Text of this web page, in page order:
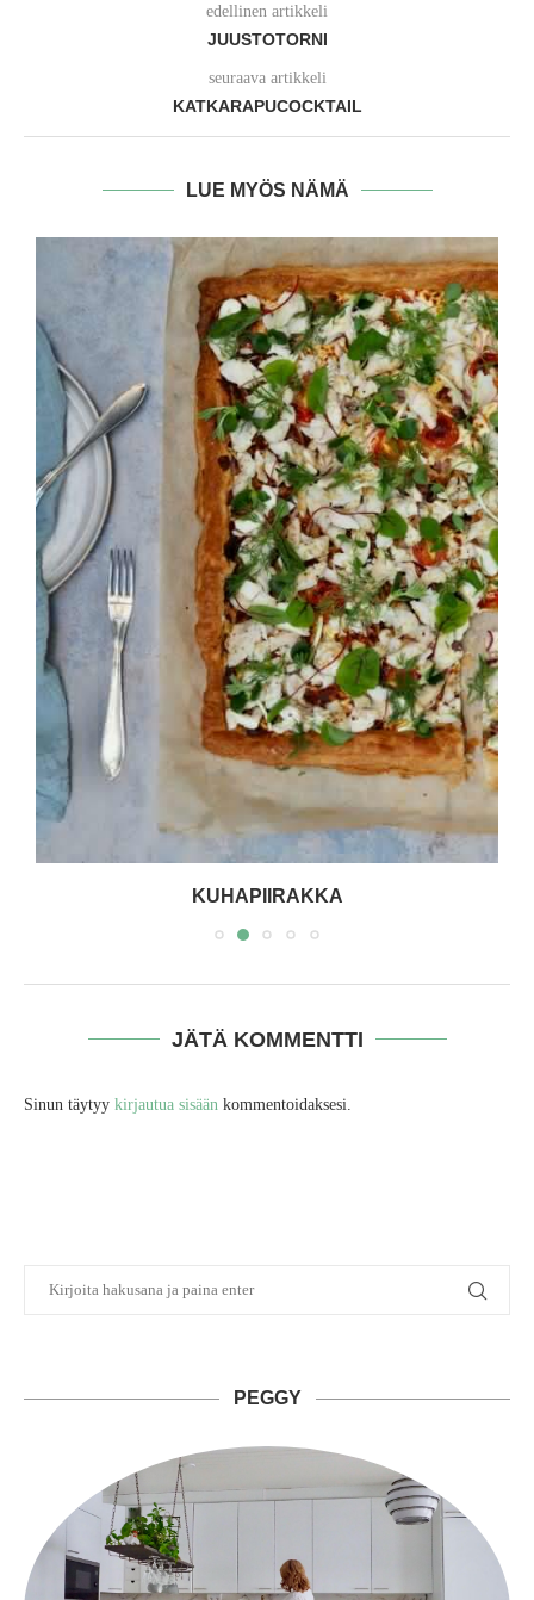
edellinen artikkeli
JUUSTOTORNI
seuraava artikkeli
KATKARAPUCOCKTAIL
LUE MYÖS NÄMÄ
KUHAPIIRAKKA
JÄTÄ KOMMENTTI
Sinun täytyy kirjautua sisään kommentoidaksesi.
PEGGY